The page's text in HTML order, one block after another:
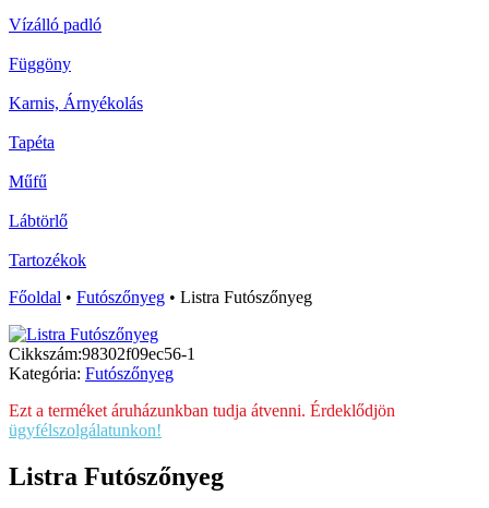
Vízálló padló
Függöny
Karnis, Árnyékolás
Tapéta
Műfű
Lábtörlő
Tartozékok
Főoldal • Futószőnyeg • Listra Futószőnyeg
Cikkszám:98302f09ec56-1
Kategória: Futószőnyeg
Ezt a terméket áruházunkban tudja átvenni. Érdeklődjön
ügyfélszolgálatunkon!
Listra Futószőnyeg